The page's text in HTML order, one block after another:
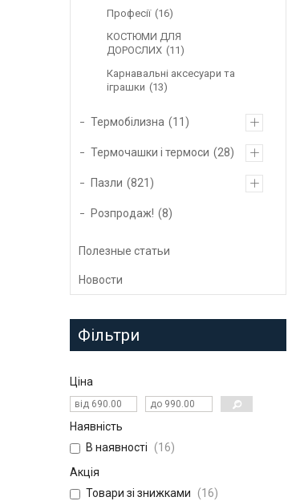
Професії
16
КОСТЮМИ ДЛЯ
ДОРОСЛИХ
11
Карнавальні аксесуари та
іграшки
13
Термобілизна 11
Термочашки і термоси 28
Пазли 821
Розпродаж! 8
Полезные статьи
Новости
Фільтри
Ціна
Наявність
В наявності
16
Акція
Товари зі знижками
16